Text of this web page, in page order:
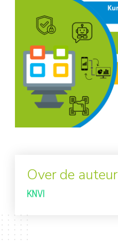
Over de auteur
KNVI